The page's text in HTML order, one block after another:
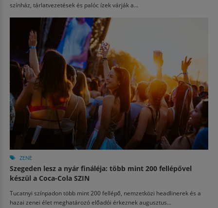
színház, tárlatvezetések és palóc ízek várják a...
ZENE
Szegeden lesz a nyár fináléja: több mint 200 fellépővel
készül a Coca-Cola SZIN
Tucatnyi színpadon több mint 200 fellépő, nemzetközi headlinerek és a
hazai zenei élet meghatározó előadói érkeznek augusztus...